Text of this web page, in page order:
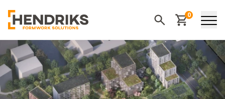
0
Winkelwagen